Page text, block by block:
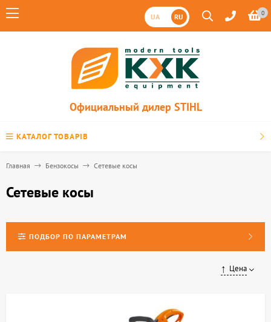
UA RU 0
Официальный дилер STIHL
КАТАЛОГ ТОВАРІВ
Главная Бензокосы Сетевые косы
Сетевые косы
ПОДБОР ПО ПАРАМЕТРАМ
Цена